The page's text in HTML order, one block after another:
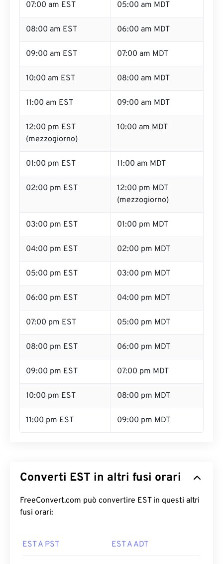
07:00 am EST 05:00 am MDT
08:00 am EST 06:00 am MDT
09:00 am EST 07:00 am MDT
10:00 am EST 08:00 am MDT
11:00 am EST 09:00 am MDT
12:00 pm EST
(mezzogiorno)
10:00 am MDT
01:00 pm EST 11:00 am MDT
02:00 pm EST
12:00 pm MDT
(mezzogiorno)
03:00 pm EST 01:00 pm MDT
04:00 pm EST 02:00 pm MDT
05:00 pm EST 03:00 pm MDT
06:00 pm EST 04:00 pm MDT
07:00 pm EST 05:00 pm MDT
08:00 pm EST 06:00 pm MDT
09:00 pm EST 07:00 pm MDT
10:00 pm EST 08:00 pm MDT
11:00 pm EST 09:00 pm MDT
Converti EST in altri fusi orari
FreeConvert.com può convertire EST in questi altri
fusi orari:
EST A PST EST A ADT